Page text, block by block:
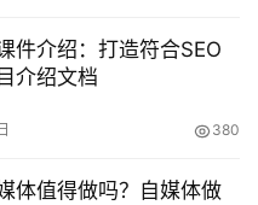
级西点师现在非常难招
难，烘焙技术不是一时
件介绍：打造符合SEO
介绍文档
380
体值得做吗？自媒体做